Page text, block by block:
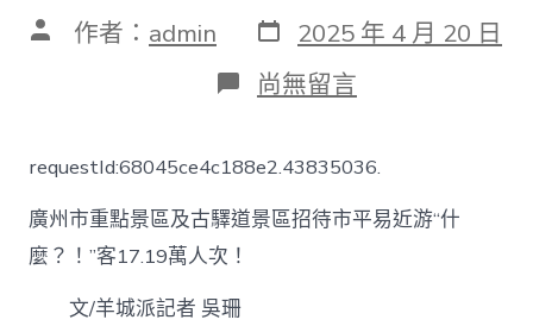
文 作者： admin 發
表
日
期
2025 年 4 月 20 日
在
〈昨
廣
東
重
點
尚無留言
requestId:68045ce4c188e2.43835036.
廣州市重點景區及古驛道景區招待市平易近游“什
麼？！”客17.19萬人次！
文/羊城派記者 吳珊